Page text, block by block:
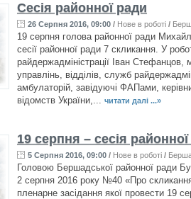
Сесія районної ради
26 Серпня 2016, 09:00 / Нове в роботі /
19 серпня голова районної ради
сесії районної ради 7 скликання. У
райдержадміністрації Іван Стефанцов,
управлінь, відділів, служб
амбулаторій, завідуючі ФАПами,
відомств України,... читати далі ...»
19 серпня – сесія
5 Серпня 2016, 09:00 / Нове в роботі /
Головою Бершадської районної ради
2 серпня 2016 року №40 «Про
пленарне засідання якої провести 19